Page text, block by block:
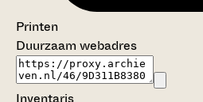
Printen
Duurzaam webadres